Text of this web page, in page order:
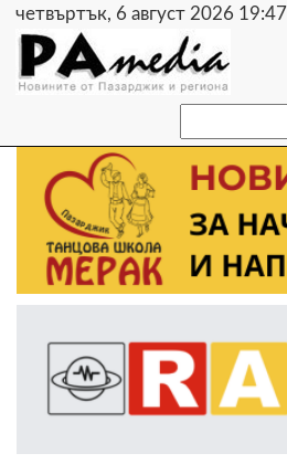
четвъртък, 6 август 2026 19:47